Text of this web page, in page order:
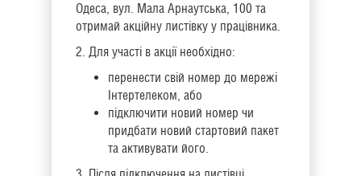
Одеса, вул. Мала Арнаутська, 100 та
отримай акційну листівку у працівника.
2. Для участі в акції необхідно:
перенести свій номер до мережі
Інтертелеком, або
підключити новий номер чи
придбати новий стартовий пакет
та активувати його.